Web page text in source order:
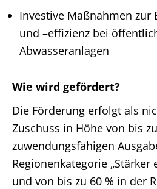
Investive Maßnahmen zur
und –effizienz bei
Abwasseranlagen
Wie wird gefördert?
Die Förderung erfolgt als
Zuschuss in Höhe von bis
zuwendungsfähigen
Regionenkategorie „Stärker
und von bis zu 60 % in der